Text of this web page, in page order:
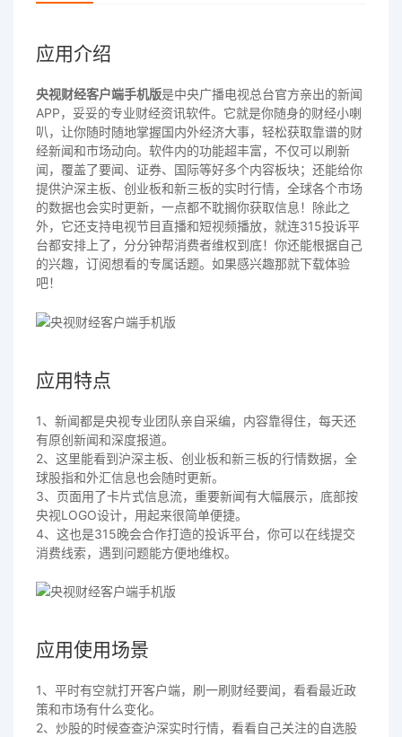
应用介绍
央视财经客户端手机版是中央广播电视总台官方亲出的新闻
APP，妥妥的专业财经资讯软件。它就是你随身的财经小喇
叭，让你随时随地掌握国内外经济大事，轻松获取靠谱的财
经新闻和市场动向。软件内的功能超丰富，不仅可以刷新
闻，覆盖了要闻、证券、国际等好多个内容板块；还能给你
提供沪深主板、创业板和新三板的实时行情，全球各个市场
的数据也会实时更新，一点都不耽搁你获取信息！除此之
外，它还支持电视节目直播和短视频播放，就连315投诉平
台都安排上了，分分钟帮消费者维权到底！你还能根据自己
的兴趣，订阅想看的专属话题。如果感兴趣那就下载体验
吧！
应用特点
1、新闻都是央视专业团队亲自采编，内容靠得住，每天还
有原创新闻和深度报道。
2、这里能看到沪深主板、创业板和新三板的行情数据，全
球股指和外汇信息也会随时更新。
3、页面用了卡片式信息流，重要新闻有大幅展示，底部按
央视LOGO设计，用起来很简单便捷。
4、这也是315晚会合作打造的投诉平台，你可以在线提交
消费线索，遇到问题能方便地维权。
应用使用场景
1、平时有空就打开客户端，刷一刷财经要闻，看看最近政
策和市场有什么变化。
2、炒股的时候查查沪深实时行情，看看自己关注的自选股